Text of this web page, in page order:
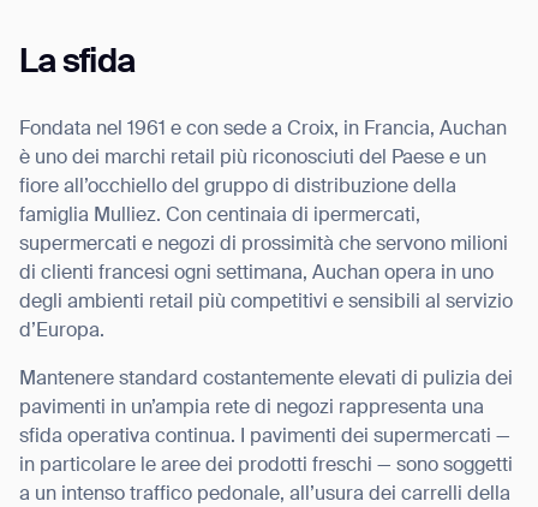
La sfida
Fondata nel 1961 e con sede a Croix, in Francia, Auchan
è uno dei marchi retail più riconosciuti del Paese e un
fiore all’occhiello del gruppo di distribuzione della
famiglia Mulliez. Con centinaia di ipermercati,
supermercati e negozi di prossimità che servono milioni
di clienti francesi ogni settimana, Auchan opera in uno
degli ambienti retail più competitivi e sensibili al servizio
d’Europa.
Mantenere standard costantemente elevati di pulizia dei
pavimenti in un’ampia rete di negozi rappresenta una
sfida operativa continua. I pavimenti dei supermercati —
in particolare le aree dei prodotti freschi — sono soggetti
a un intenso traffico pedonale, all’usura dei carrelli della